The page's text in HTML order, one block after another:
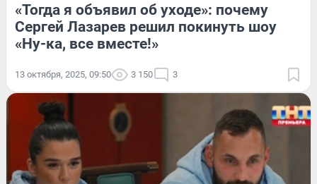
«Тогда я объявил об уходе»: почему
Сергей Лазарев решил покинуть шоу
«Ну-ка, все вместе!»
13 октября, 2025, 09:50 3 150 3